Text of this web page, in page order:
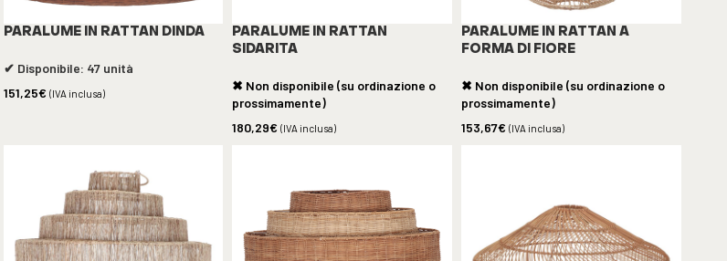
PARALUME IN RATTAN DINDA
✔ Disponibile: 47 unità
151,25€ (IVA inclusa)
PARALUME IN RATTAN
SIDARITA
✖ Non disponibile (su ordinazione o
prossimamente)
180,29€ (IVA inclusa)
PARALUME IN RATTAN A
FORMA DI FIORE
✖ Non disponibile (su ordinazione o
prossimamente)
153,67€ (IVA inclusa)